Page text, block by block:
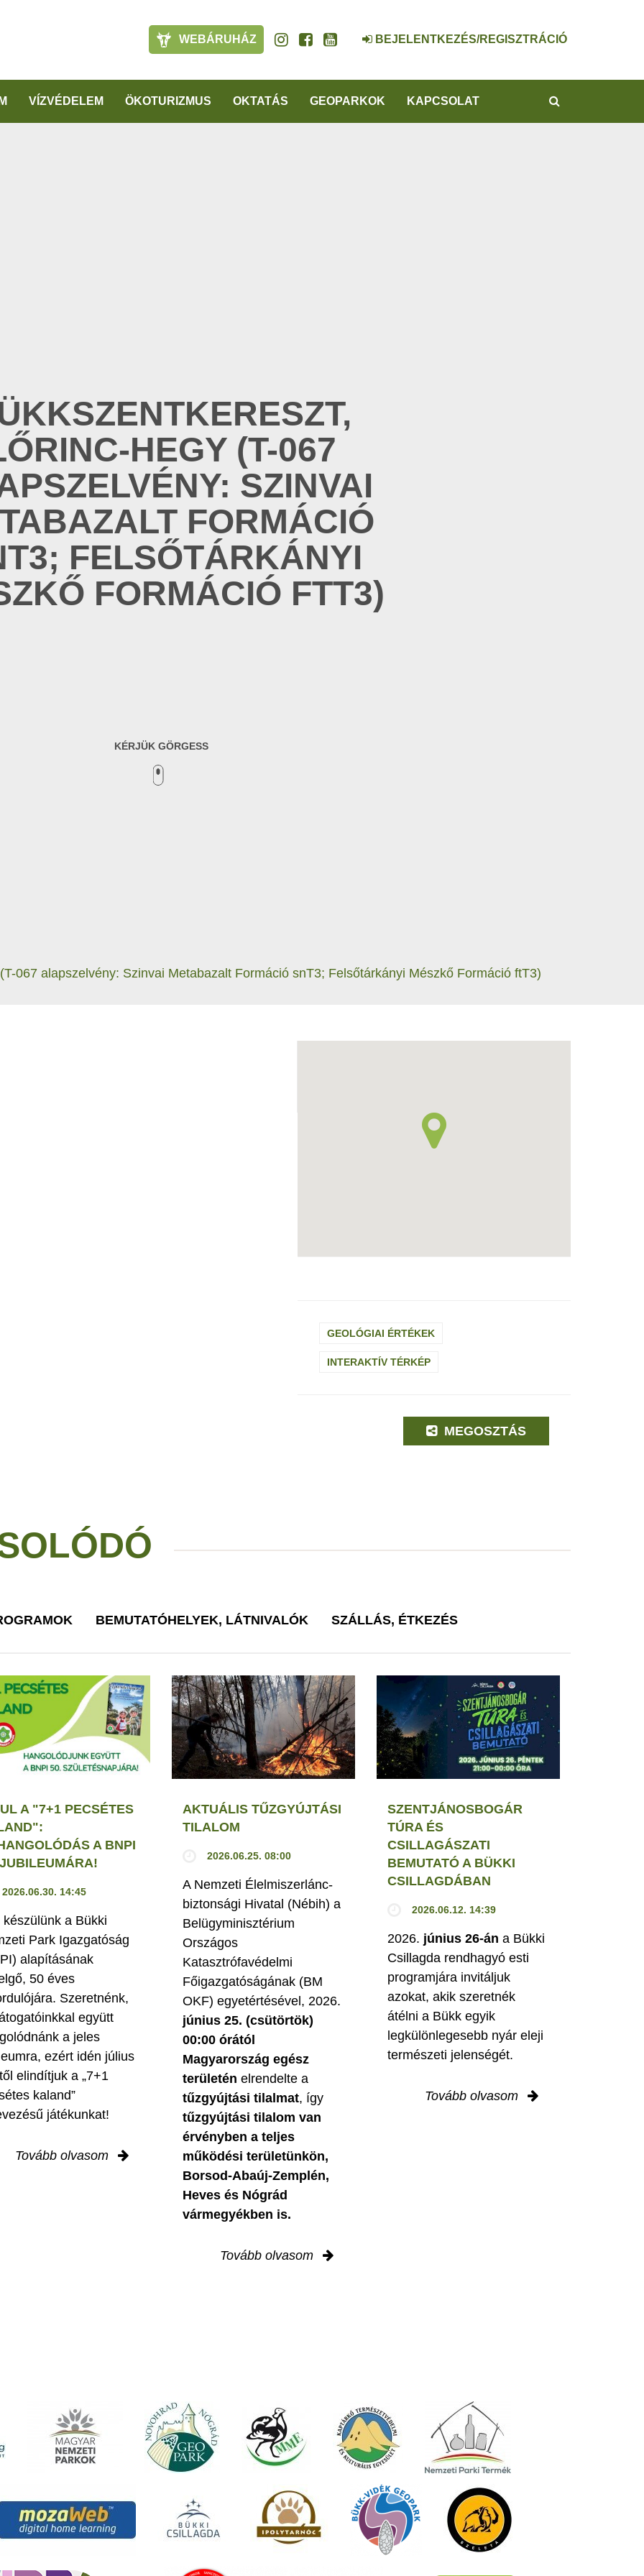
WEBÁRUHÁZ BEJELENTKEZÉS/REGISZTRÁCIÓ
VÍZVÉDELEM ÖKOTURIZMUS OKTATÁS GEOPARKOK KAPCSOLAT
HEGY (T-067
SZINVAI
FORMÁCIÓ
FELSŐTÁRKÁNYI
FORMÁCIÓ FTT3)
KÉRJÜK GÖRGESS
067 alapszelvény: Szinvai Metabazalt Formáció snT3; Felsőtárkányi Mészkő Formáció ftT3)
GEOLÓGIAI ÉRTÉKEK
INTERAKTÍV TÉRKÉP
MEGOSZTÁS
BEMUTATÓHELYEK, LÁTNIVALÓK SZÁLLÁS, ÉTKEZÉS
A "7+1 PECSÉTES
A BNPI
2026.06.30. 14:45
készülünk a Bükki
Park Igazgatóság
alapításának
50 éves
Szeretnénk,
együtt
a jeles
ezért idén július
elindítjuk a „7+1
kaland”
játékunkat!
Tovább olvasom
AKTUÁLIS TŰZGYÚJTÁSI
TILALOM
2026.06.25. 08:00
A Nemzeti Élelmiszerlánc-
biztonsági Hivatal (Nébih) a
Belügyminisztérium
Országos
Katasztrófavédelmi
Főigazgatóságának (BM
OKF) egyetértésével, 2026.
június 25. (csütörtök)
00:00 órától
Magyarország egész
területén elrendelte a
tűzgyújtási tilalmat, így
tűzgyújtási tilalom van
érvényben a teljes
működési területünkön,
Borsod-Abaúj-Zemplén,
Heves és Nógrád
vármegyékben is.
Tovább olvasom
SZENTJÁNOSBOGÁR
TÚRA ÉS
CSILLAGÁSZATI
BEMUTATÓ A BÜKKI
CSILLAGDÁBAN
2026.06.12. 14:39
2026. június 26-án a Bükki
Csillagda rendhagyó esti
programjára invitáljuk
azokat, akik szeretnék
átélni a Bükk egyik
legkülönlegesebb nyár eleji
természeti jelenségét.
Tovább olvasom